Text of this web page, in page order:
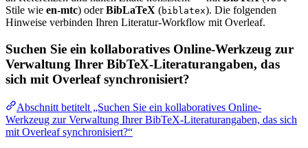
Stile wie en-mtc) oderBibLaTeX (biblatex). Die folgenden
Hinweise verbinden Ihren Literatur-Workflow mit Overleaf.
Suchen Sie ein kollaboratives Online-Werkzeug zur
Verwaltung Ihrer BibTeX-Literaturangaben, das
sich mit Overleaf synchronisiert?
Abschnitt betitelt „Suchen Sie ein kollaboratives Online-
Werkzeug zur Verwaltung Ihrer BibTeX-Literaturangaben, das sich
mit Overleaf synchronisiert?“